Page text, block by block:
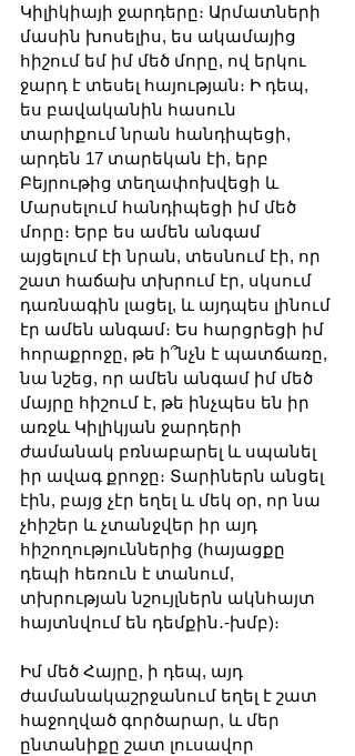
Կիլիկիայի ջարդերը։ Արմատների
մասին խոսելիս, ես ակամայից
հիշում եմ իմ մեծ մորը, ով երկու
ջարդ է տեսել հայության։ Ի դեպ,
ես բավականին հասուն
տարիքում նրան հանդիպեցի,
արդեն 17 տարեկան էի, երբ
Բեյրութից տեղափոխվեցի և
Մարսելում հանդիպեցի իմ մեծ
մորը։ Երբ ես ամեն անգամ
այցելում էի նրան, տեսնում էի, որ
շատ հաճախ տխրում էր, սկսում
դառնագին լացել, և այդպես լինում
էր ամեն անգամ։ Ես հարցրեցի իմ
հորաքրոջը, թե ի՞նչն է պատճառը,
նա նշեց, որ ամեն անգամ իմ մեծ
մայրը հիշում է, թե ինչպես են իր
առջև Կիլիկյան ջարդերի
ժամանակ բռնաբարել և սպանել
իր ավագ քրոջը։ Տարիներն անցել
էին, բայց չէր եղել և մեկ օր, որ նա
չհիշեր և չտանջվեր իր այդ
հիշողություններից (հայացքը
դեպի հեռուն է տանում,
տխրության նշույլներն ակնհայտ
հայտնվում են դեմքին․-խմբ)։
Իմ մեծ Հայրը, ի դեպ, այդ
ժամանակաշրջանում եղել է շատ
հաջողված գործարար, և մեր
ընտանիքը շատ լուսավոր